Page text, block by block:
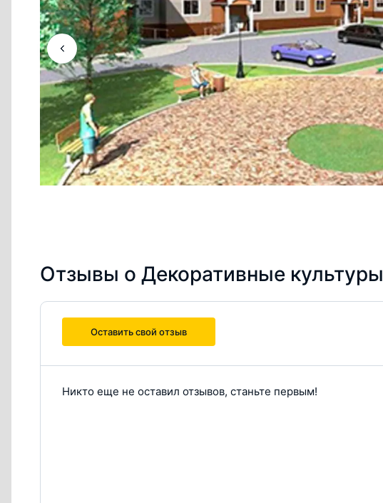
Отзывы о Декоративные культуры
Оставить свой отзыв
Никто еще не оставил отзывов, станьте первым!